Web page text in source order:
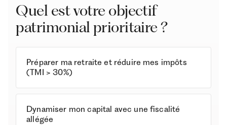
Quel est votre objectif
patrimonial prioritaire ?
Préparer ma retraite et réduire mes impôts
(TMI > 30%)
Dynamiser mon capital avec une fiscalité
allégée